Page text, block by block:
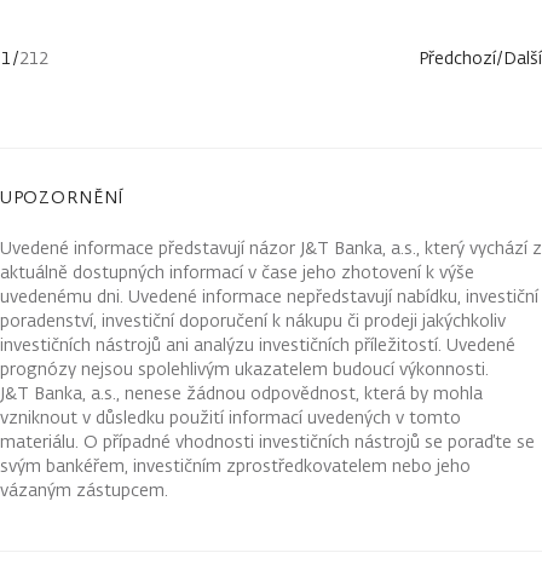
1/212 Předchozí/Další
UPOZORNĚNÍ
Uvedené informace představují názor J&T Banka, a.s., který vychází z
aktuálně dostupných informací v čase jeho zhotovení k výše
uvedenému dni. Uvedené informace nepředstavují nabídku, investiční
poradenství, investiční doporučení k nákupu či prodeji jakýchkoliv
investičních nástrojů ani analýzu investičních příležitostí. Uvedené
prognózy nejsou spolehlivým ukazatelem budoucí výkonnosti.
J&T Banka, a.s., nenese žádnou odpovědnost, která by mohla
vzniknout v důsledku použití informací uvedených v tomto
materiálu. O případné vhodnosti investičních nástrojů se poraďte se
svým bankéřem, investičním zprostředkovatelem nebo jeho
vázaným zástupcem.